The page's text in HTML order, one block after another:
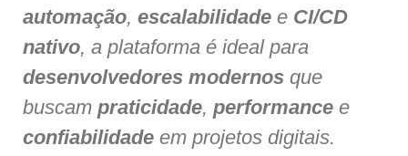
automação, escalabilidade e CI/CD
nativo, a plataforma é ideal para
desenvolvedores modernos que
buscam praticidade, performance e
confiabilidade em projetos digitais.